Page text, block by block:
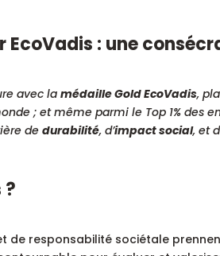
: une
avec la médaille Gold EcoVadis,
; et même parmi le Top 1% des
de durabilité, d’impact social, et
de responsabilité sociétale